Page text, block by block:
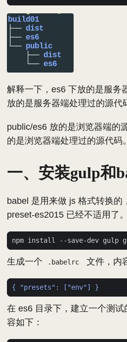
解释一下，es6 下放的是服务
放的是服务器端处理过的源代
public/es6 放的是浏览器端的
的是浏览器端处理过的源代码。
一、安装gulp和
babel 是用来做 js 格式转换的
preset-es2015 已经不适用了。
生成一个 .babelrc 文件，内
{ "presets": ["env"] }
在 es6 目录下，建立一个测试
容如下：